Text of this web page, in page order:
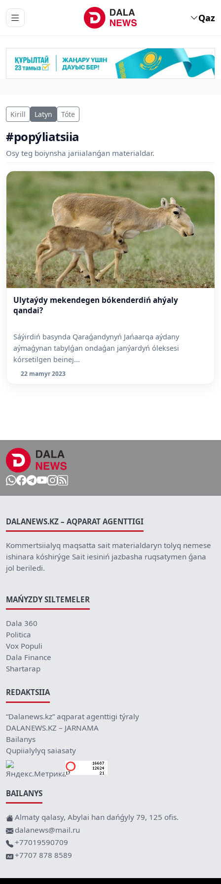
Qaz
Kirill Latyn Tóte
#popýliatsiia
Osy teg boiynsha jariialanǵan materialdar.
Ulytaýdy mekendegen bókenderdiń ahýaly
qandai?
Sáýirdiń basynda Qaraǵandynyń Jańaarqa aýdany
aýmaǵynan tabylǵan ondaǵan janýardyń óleksesi
kórsetilgen beinej...
22 mamyr 2023
DALANEWS.KZ – AQPARAT AGENTTIGI
Kommertsiialyq maqsatta sait materialdaryn tolyq nemese
ishinara kóshirýge Sait iesiniń jazbasha ruqsatymen ǵana
jol beriledi.
MAŃYZDY SILTEMELER
Dala 360
Politica
Vox Populi
Dala Finance
Shartarap
REDAKTSIIA
“Dalanews.kz” aqparat agenttigi týraly
DALANEWS.KZ – JARNAMA
Bailanys
Qupiialylyq saiasaty
BAILANYS
Almaty qalasy, Abylai han dańǵyly 79, 125 ofis.
dalanews@mail.ru
+77019590709
+7707 878 8589